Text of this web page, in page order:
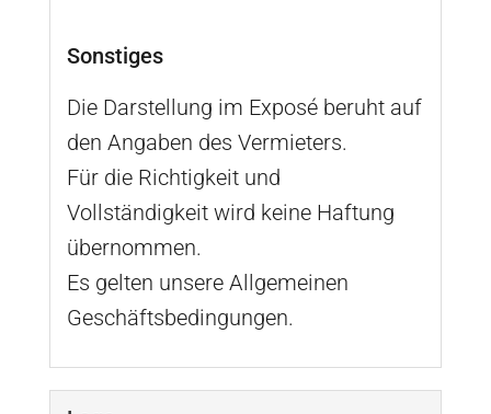
Sonstiges
Die Darstellung im Exposé beruht auf
den Angaben des Vermieters.
Für die Richtigkeit und
Vollständigkeit wird keine Haftung
übernommen.
Es gelten unsere Allgemeinen
Geschäftsbedingungen.